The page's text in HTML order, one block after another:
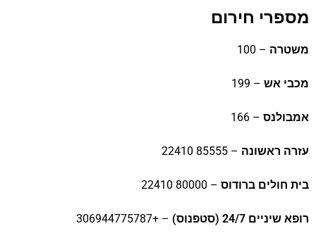
מספרי חירום
משטרה – 100
מכבי אש – 199
אמבולנס – 166
עזרה ראשונה – 85555 22410
בית חולים ברודוס – 80000 22410
רופא שיניים 24/7 (סטפנוס) – +306944775787